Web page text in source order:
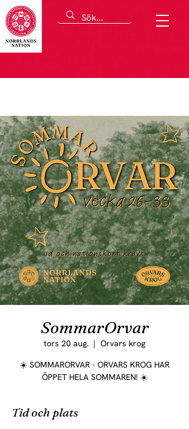
SommarOrvar
tors 20 aug.
  |
Orvars krog
☀️ SOMMARORVAR - ORVARS KROG HAR
ÖPPET HELA SOMMAREN! ☀️
Tid och plats